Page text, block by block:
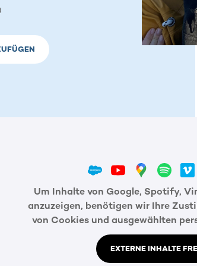
Um Inhalte von Google, Spotify,
anzuzeigen, benötigen wir Ihre
von Cookies und ausgewählten
EXTERNE INHALTE